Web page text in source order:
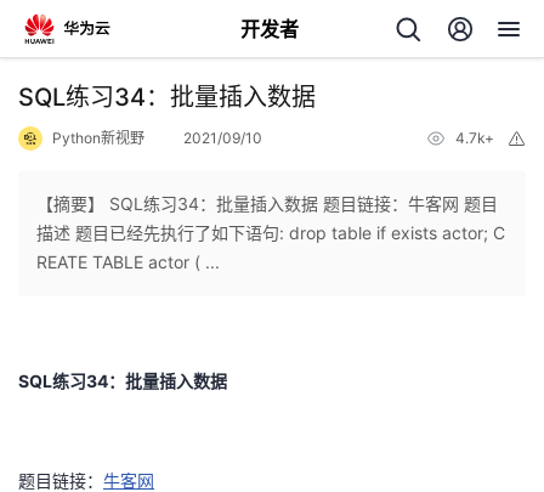
开发者
返
页
开
SQL练习34：批量插入数据
Python新视野 2021/09/10 4.7k+
【摘要】 SQL练习34：批量插入数据 题目链接：牛客网 题目
描述 题目已经先执行了如下语句: drop table if exists actor; C
REATE TABLE actor ( ...
SQL练习34：批量插入数据
题目链接： 牛客网